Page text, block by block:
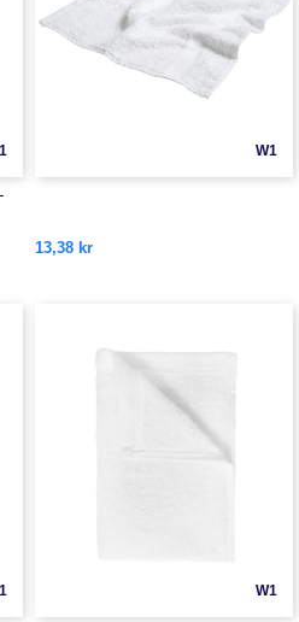
W1
13,38 kr
W1